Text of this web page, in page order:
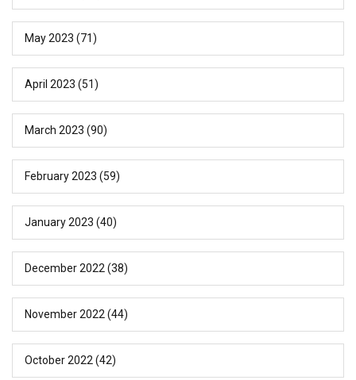
May 2023 (71)
April 2023 (51)
March 2023 (90)
February 2023 (59)
January 2023 (40)
December 2022(38)
November 2022(44)
October 2022(42)